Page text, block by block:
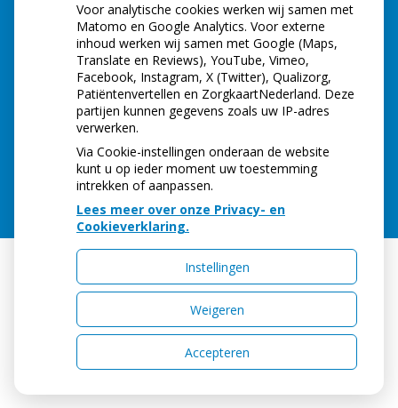
Uw Zorg Online|Beheer
Privacy verklaring Cookie-instellingen Voorwaarden
Voor analytische cookies werken wij samen met
Matomo en Google Analytics. Voor externe
inhoud werken wij samen met Google (Maps,
Translate en Reviews), YouTube, Vimeo,
Facebook, Instagram, X (Twitter), Qualizorg,
Patiëntenvertellen en ZorgkaartNederland. Deze
partijen kunnen gegevens zoals uw IP-adres
verwerken.
Via Cookie-instellingen onderaan de website
kunt u op ieder moment uw toestemming
intrekken of aanpassen.
Lees meer over onze Privacy- en
Cookieverklaring.
Instellingen
Weigeren
Accepteren